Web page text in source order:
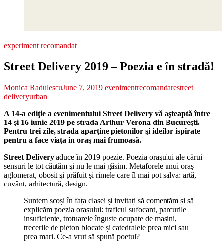
experiment recomandat
Street Delivery 2019 – Poezia e în stradă!
Monica RadulescuJune 7, 2019 evenimentrecomandarestreet
deliveryurban
A 14-a ediţie a evenimentului Street Delivery vă aşteaptă între
14 şi 16 iunie 2019 pe strada Arthur Verona din Bucureşti.
Pentru trei zile, strada aparţine pietonilor şi ideilor ispirate
pentru a face viaţa in oraş mai frumoasă.
Street Delivery aduce în 2019 poezie. Poezia oraşului ale cărui
sensuri le tot căutăm şi nu le mai găsim. Metaforele unui oraş
aglomerat, obosit şi prăfuit şi rimele care îl mai pot salva: artă,
cuvânt, arhitectură, design.
Suntem scoși în fața clasei și invitați să comentăm și să
explicăm poezia orașului: traficul sufocant, parcurile
insuficiente, trotuarele înguste ocupate de mașini,
trecerile de pieton blocate și catedralele prea mici sau
prea mari. Ce-a vrut să spună poetul?